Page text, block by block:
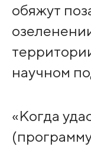
обяжут
научном
«Когда